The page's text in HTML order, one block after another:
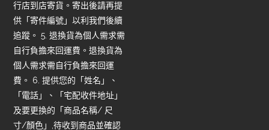
行店到店寄貨。寄出後請再提
供「寄件編號」以利我們後續
追蹤。 5. 退換貨為個人需求需
自行負擔來回運費。退換貨為
個人需求需自行負擔來回運
費。 6. 提供您的「姓名」、
「電話」、「宅配收件地址」
及要更換的「商品名稱/ 尺
寸/顏色」,待收到商品並確認